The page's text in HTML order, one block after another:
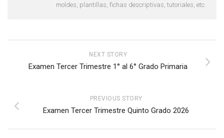
moldes, plantillas, fichas descriptivas, tutoriales, etc.
NEXT STORY
Examen Tercer Trimestre 1° al 6° Grado Primaria
PREVIOUS STORY
Examen Tercer Trimestre Quinto Grado 2026